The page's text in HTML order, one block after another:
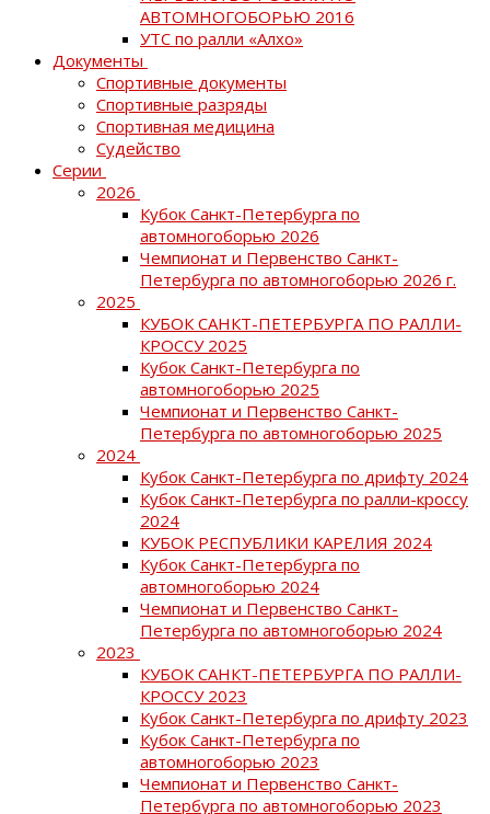
АВТОМНОГОБОРЬЮ 2016
УТС по ралли «Алхо»
Документы
Спортивные документы
Спортивные разряды
Спортивная медицина
Судейство
Серии
2026
Кубок Санкт-Петербурга по
автомногоборью 2026
Чемпионат и Первенство Санкт-
Петербурга по автомногоборью 2026 г.
2025
КУБОК САНКТ-ПЕТЕРБУРГА ПО РАЛЛИ-
КРОССУ 2025
Кубок Санкт-Петербурга по
автомногоборью 2025
Чемпионат и Первенство Санкт-
Петербурга по автомногоборью 2025
2024
Кубок Санкт-Петербурга по дрифту 2024
Кубок Санкт-Петербурга по ралли-кроссу
2024
КУБОК РЕСПУБЛИКИ КАРЕЛИЯ 2024
Кубок Санкт-Петербурга по
автомногоборью 2024
Чемпионат и Первенство Санкт-
Петербурга по автомногоборью 2024
2023
КУБОК САНКТ-ПЕТЕРБУРГА ПО РАЛЛИ-
КРОССУ 2023
Кубок Санкт-Петербурга по дрифту 2023
Кубок Санкт-Петербурга по
автомногоборью 2023
Чемпионат и Первенство Санкт-
Петербурга по автомногоборью 2023